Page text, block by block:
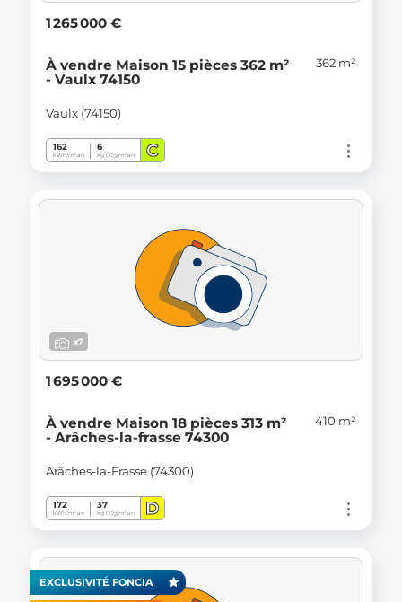
1 265 000 €
À vendre Maison 15 pièces 362 m²
- Vaulx 74150
362 m²
Vaulx (74150)
162
kWh/m².an
6
Kg CO2/m².an C
x7
1 695 000 €
À vendre Maison 18 pièces 313 m²
- Arâches-la-frasse 74300
410 m²
Arâches-la-Frasse (74300)
172
kWh/m².an
37
Kg CO2/m².an D
EXCLUSIVITÉ FONCIA